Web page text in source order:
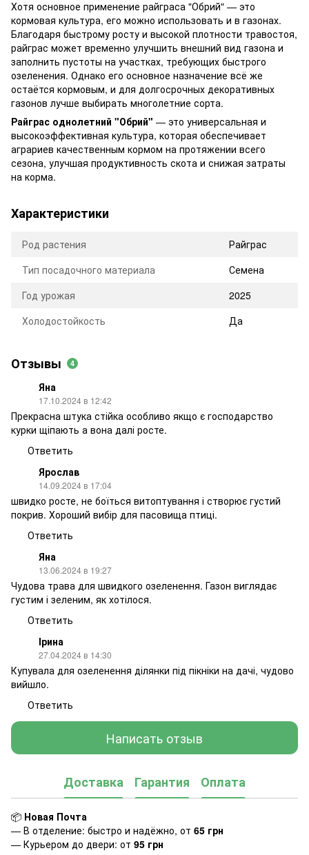
Хотя основное применение райграса "Обрий" — это
кормовая культура, его можно использовать и в газонах.
Благодаря быстрому росту и высокой плотности травостоя,
райграс может временно улучшить внешний вид газона и
заполнить пустоты на участках, требующих быстрого
озеленения. Однако его основное назначение всё же
остаётся кормовым, и для долгосрочных декоративных
газонов лучше выбирать многолетние сорта.
Райграс однолетний "Обрий" — это универсальная и
высокоэффективная культура, которая обеспечивает
аграриев качественным кормом на протяжении всего
сезона, улучшая продуктивность скота и снижая затраты
на корма.
Характеристики
Род растения
Райграс
Тип посадочного материала
Семена
Год урожая
2025
Холодостойкость
Да
Отзывы 4
Яна
17.10.2024 в 12:42
Прекрасна штука стійка особливо якщо є господарство
курки щіпають а вона далі росте.
Ответить
Ярослав
14.09.2024 в 17:04
швидко росте, не боїться витоптування і створює густий
покрив. Хороший вибір для пасовища птиці.
Ответить
Яна
13.06.2024 в 19:27
Чудова трава для швидкого озеленення. Газон виглядає
густим і зеленим, як хотілося.
Ответить
Ірина
27.04.2024 в 14:30
Купувала для озеленення ділянки під пікніки на дачі, чудово
вийшло.
Ответить
Написать отзыв
Доставка Гарантия Оплата
📦 Новая Почта
— В отделение: быстро и надёжно, от 65 грн
— Курьером до двери: от 95 грн